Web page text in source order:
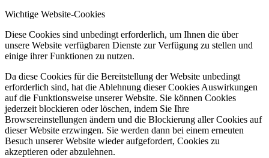
Wichtige Website-Cookies
Diese Cookies sind unbedingt erforderlich, um Ihnen die über
unsere Website verfügbaren Dienste zur Verfügung zu stellen und
einige ihrer Funktionen zu nutzen.
Da diese Cookies für die Bereitstellung der Website unbedingt
erforderlich sind, hat die Ablehnung dieser Cookies Auswirkungen
auf die Funktionsweise unserer Website. Sie können Cookies
jederzeit blockieren oder löschen, indem Sie Ihre
Browsereinstellungen ändern und die Blockierung aller Cookies auf
dieser Website erzwingen. Sie werden dann bei einem erneuten
Besuch unserer Website wieder aufgefordert, Cookies zu
akzeptieren oder abzulehnen.